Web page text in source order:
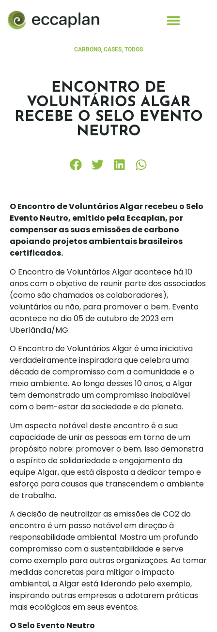
CARBONO, CASES, TODOS
ENCONTRO DE
VOLUNTÁRIOS ALGAR
RECEBE O SELO EVENTO
NEUTRO
O Encontro de Voluntários Algar recebeu o Selo
Evento Neutro, emitido pela Eccaplan, por
compensar as suas emissões de carbono
apoiando projetos ambientais brasileiros
certificados.
O Encontro de Voluntários Algar acontece há 10
anos com o objetivo de reunir parte dos associados
(como são chamados os colaboradores),
voluntários ou não, para promover o bem. Evento
acontece no dia 05 de outubro de 2023 em
Uberlândia/MG.
O Encontro de Voluntários Algar é uma iniciativa
verdadeiramente inspiradora que celebra uma
década de compromisso com a comunidade e o
meio ambiente. Ao longo desses 10 anos, a Algar
tem demonstrado um compromisso inabalável
com o bem-estar da sociedade e do planeta.
Um aspecto notável deste encontro é a sua
capacidade de unir as pessoas em torno de um
propósito nobre: promover o bem. Isso demonstra
o espírito de solidariedade e engajamento da
equipe Algar, que está disposta a dedicar tempo e
esforço para causas que transcendem o ambiente
de trabalho.
A decisão de neutralizar as emissões de CO2 do
encontro é um passo notável em direção à
responsabilidade ambiental. Mostra um profundo
compromisso com a sustentabilidade e serve
como exemplo para outras organizações. Ao tomar
medidas concretas para mitigar o impacto
ambiental, a Algar está liderando pelo exemplo,
inspirando outras empresas a adotarem práticas
mais ecológicas em seus eventos.
O Selo Evento Neutro